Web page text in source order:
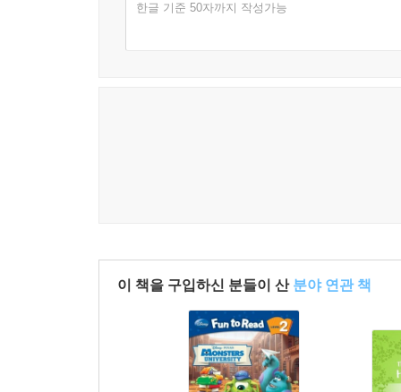
한글 기준 50자까지 작성가능
이 책을 구입하신 분들이 산 분야 연관 책